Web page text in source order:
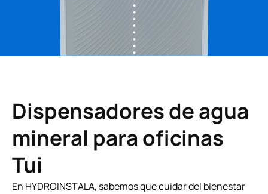
Dispensadores de agua
mineral para oficinas
Tui
En HYDROINSTALA, sabemos que cuidar del bienestar